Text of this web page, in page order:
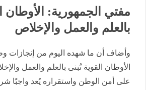
مفتي الجمهورية: الأوطان
بالعلم والعمل والإخلاص
وأضاف أن ما شهده اليوم من إنجازات
الأوطان القوية تُبنى بالعلم والعمل
على أمن الوطن واستقراره يُعد واجبًا